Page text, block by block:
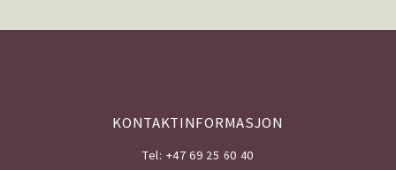
KONTAKTINFORMASJON
Tel: +47 69 25 60 40